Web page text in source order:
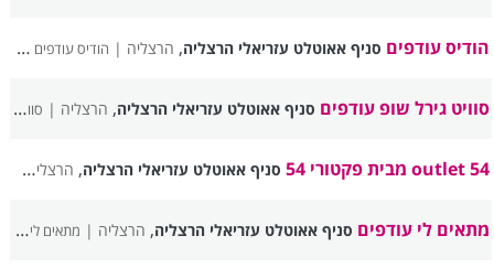
הודיס עודפים סניף אאוטלט עזריאלי הרצליה, הרצליה | הודיס עודפים רשימת סניפים
סוויט גירל שופ עודפים סניף אאוטלט עזריאלי הרצליה, הרצליה | סוויט גירל שופ עודפים רשימת סניפים
outlet 54 מבית פקטורי 54 סניף אאוטלט עזריאלי הרצליה, הרצליה |
מתאים לי עודפים סניף אאוטלט עזריאלי הרצליה, הרצליה | מתאים לי עודפים רשימת סניפים